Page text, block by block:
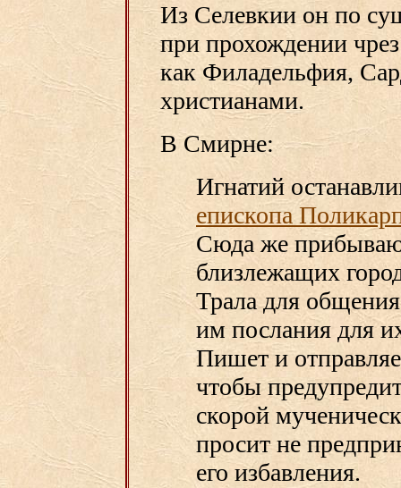
Из Селевкии он по
при прохождении
как Филадельфия,
христианами.
В Смирне:
Игнатий
епископа
Сюда же
близлежащих
Трала для
им послания для
Пишет и
чтобы
скорой
просит не
его избавления.